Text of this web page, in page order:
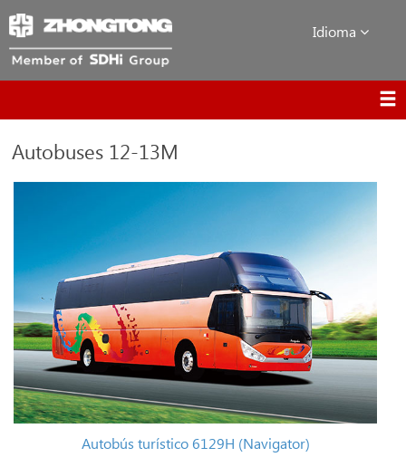
Idioma
Autobuses 12-13M
Autobús turístico 6129H (Navigator)